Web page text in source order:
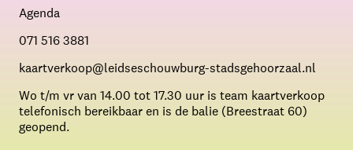
Agenda
071 516 3881
kaartverkoop@leidseschouwburg-stadsgehoorzaal.nl
Wo t/m vr van 14.00 tot 17.30 uur is team kaartverkoop
telefonisch bereikbaar en is de balie (Breestraat 60)
geopend.